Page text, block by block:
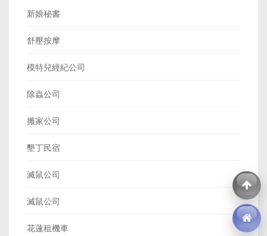
新娘秘書
舒壓按摩
模特兒經紀公司
除蟲公司
搬家公司
墾丁民宿
滅鼠公司
滅鼠公司
花蓮租機車